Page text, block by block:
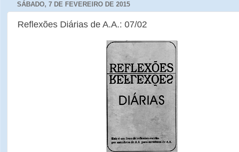
SÁBADO, 7 DE FEVEREIRO DE 2015
Reflexões Diárias de A.A.: 07/02